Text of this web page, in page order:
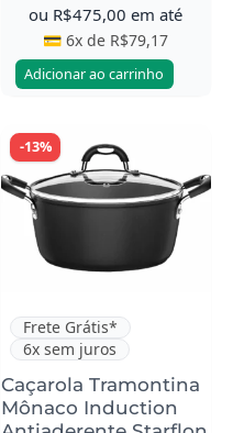
ou R$475,00 em até
💳 6x de R$79,17
Adicionar ao carrinho
-13%
Frete Grátis*
6x sem juros
Caçarola Tramontina
Mônaco Induction